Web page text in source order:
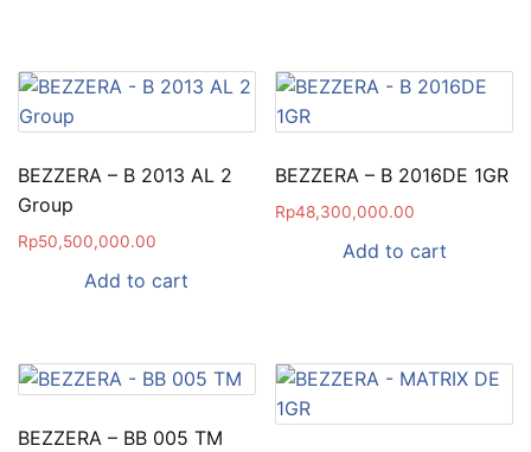
BEZZERA – B 2013 AL 2
Group
Rp50,500,000.00
Add to cart
BEZZERA – B 2016DE 1GR
Rp48,300,000.00
Add to cart
BEZZERA – BB 005 TM